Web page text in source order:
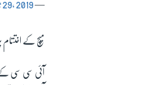
— Anas Saeed (@anussaeed1)
29, 2019
میچ کے اختتام
آئی سی سی کے